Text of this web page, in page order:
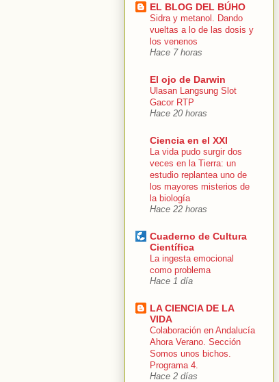
EL BLOG DEL BÚHO
Sidra y metanol. Dando
vueltas a lo de las dosis y
los venenos
Hace 7 horas
El ojo de Darwin
Ulasan Langsung Slot
Gacor RTP
Hace 20 horas
Ciencia en el XXI
La vida pudo surgir dos
veces en la Tierra: un
estudio replantea uno de
los mayores misterios de
la biología
Hace 22 horas
Cuaderno de Cultura
Científica
La ingesta emocional
como problema
Hace 1 día
LA CIENCIA DE LA
VIDA
Colaboración en Andalucía
Ahora Verano. Sección
Somos unos bichos.
Programa 4.
Hace 2 días